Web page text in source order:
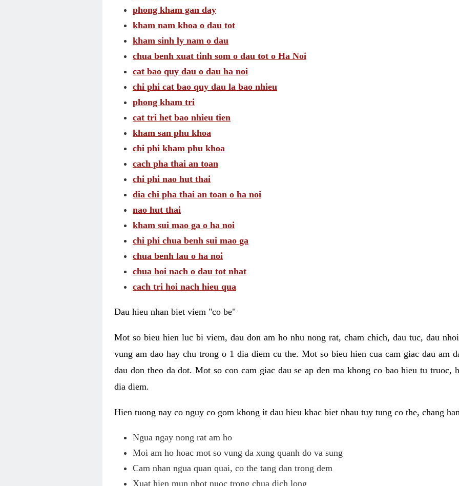
phong kham gan day
kham nam khoa o dau tot
kham sinh ly nam o dau
chua benh xuat tinh som o dau tot o Ha Noi
cat bao quy dau o dau ha noi
chi phi cat bao quy dau la bao nhieu
phong kham tri
cat tri het bao nhieu tien
kham san phu khoa
chi phi kham phu khoa
cach pha thai an toan
chi phi nao hut thai
dia chi pha thai an toan o ha noi
nao hut thai
kham sui mao ga o ha noi
chi phi chua benh sui mao ga
chua benh lau o ha noi
chua hoi nach o dau tot nhat
cach tri hoi nach hieu qua
Dau hieu nhan biet viem "co be"
Mot so bieu hien luc bi viem, dau don am ho nhu nong rat, cham chich, dau tuc, dau
vung am dao hay chu trong o 1 dia diem cu the. Mot so bieu hien cua cam giac dau am
dau don theo da dot. Mot so con cam giac dau se ap den ma khong co bao hieu tu truoc,
dia diem.
Hien tuong nay co nguy co gom khong it dau hieu khac biet nhau tuy tung co the, chang
Ngua ngay nong rat am ho
Moi am ho hoac mot so vung da xung quanh do va sung
Cam nhan ngua quan quai, co the tang dan trong dem
Xuat hien mun nhot nuoc trong chua dich long